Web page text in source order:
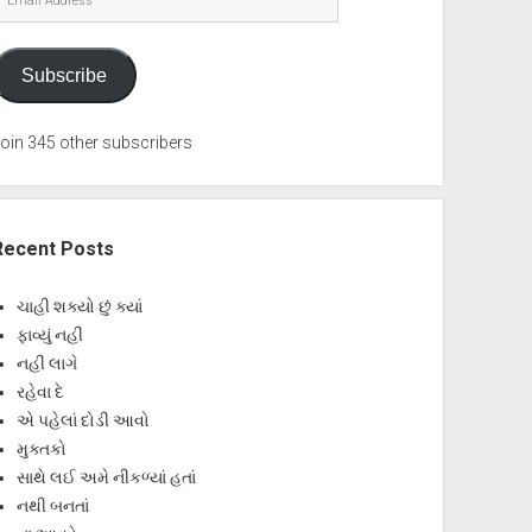
Subscribe
345 other subscribers
Posts
ચાહી શક્યો છું ક્યાં
ફાવ્યું નહીં
નહીં લાગે
રહેવા દે
એ પહેલાં દોડી આવો
મુક્તકો
સાથે લઈ અમે નીકળ્યાં હતાં
નથી બનતાં